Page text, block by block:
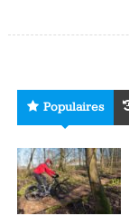
Populaires